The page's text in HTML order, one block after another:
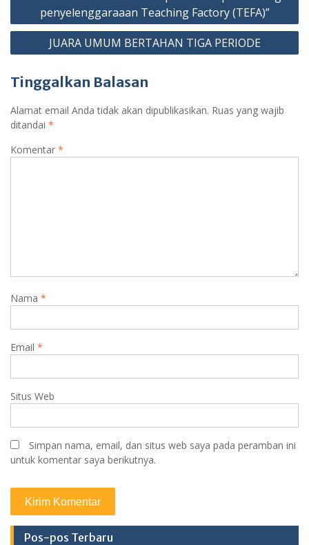
penyelenggaraaan Teaching Factory (TEFA)”
JUARA UMUM BERTAHAN TIGA PERIODE
Tinggalkan Balasan
Alamat email Anda tidak akan dipublikasikan. Ruas yang wajib
ditandai *
Komentar *
Nama *
Email *
Situs Web
Simpan nama, email, dan situs web saya pada peramban ini
untuk komentar saya berikutnya.
Pos-pos Terbaru